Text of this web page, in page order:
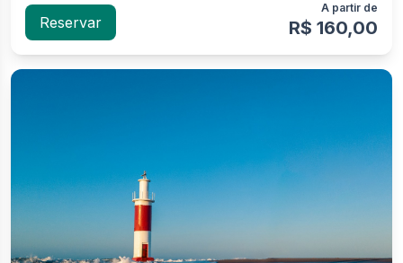
Reservar
A partir de
R$ 160,00